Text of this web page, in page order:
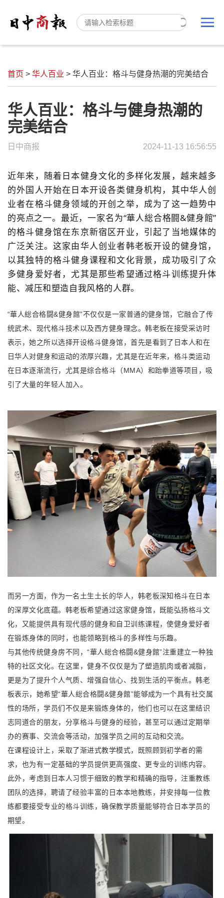
首页 > 华人百业 > 华人百业：格斗与健身热潮的完美结合
华人百业：格斗与健身热潮的
完美结合
日中商报 2024-11-13 16:56:55
近年来，随着日本健身文化的多样化发展，越来越多
的外国人开始在日本开设各类健身机构，其中华人创
业者在格斗健身领域的开创之举，成为了这一趋势中
的亮点之一。最近，一家名为“華人総合格闘&健身館”
的格斗健身馆在东京新宿区开业，引起了当地媒体的
广泛关注。这家由华人创业者韩老板开设的健身馆，
以其独特的格斗健身课程和文化背景，成功吸引了众
多健身爱好者，尤其是那些希望通过格斗训练提升体
能、减压和塑造自我风格的人群。
“華人総合格闘&健身館”不仅仅是一家普通的健身馆，它融合了传
统武术、现代格斗技术以及西方健身理念。韩老板在接受采访时
表示，她之所以选择开设格斗健身馆，首先是看到了日本人和在
日华人对健身和运动的浓厚兴趣，尤其是在近年来，格斗类运动
在日本逐渐流行，尤其是综合格斗（MMA）和跆拳道等项目，吸
引了大量的年轻人加入。
而另一方面，作为一名土生土长的华人，韩老板深知格斗在日本
的深厚文化底蕴。韩老板希望通过这家健身馆，既能弘扬格斗文
化，又能提供具有现代感的健身和自卫训练课程，使健身爱好者
在锻炼身体的同时，也能领略到格斗的多样性与乐趣。
与其他传统健身房不同，“華人総合格闘&健身館”注重建立一种独
特的社区文化。在这里，健身不仅仅是为了塑造肌肉或者减脂，
更是为了提升个人气质、增强自信心、找到生活的平衡点。韩老
板表示，她希望“華人総合格闘&健身館”能够成为一个具有社交属
性的场所，学员们不仅是来锻炼身体的，他们也可以在这里结识
志同道合的朋友，分享格斗与健身的经验，甚至可以通过定期举
办的赛事、交流会等活动，加强学员之间的互动和交流。
在课程设计上，采取了渐进式教学模式，既照顾到初学者的需
求，也为有一定基础的学员提供更高强度、更专业的训练内容。
此外，考虑到日本人习惯于细致的教学和精确的指导，注重教练
团队的选择，聘请了经验丰富的日本本地教练，并安排每一位教
练都要接受专业的格斗训练，确保教学质量能够符合日本学员的
期望。